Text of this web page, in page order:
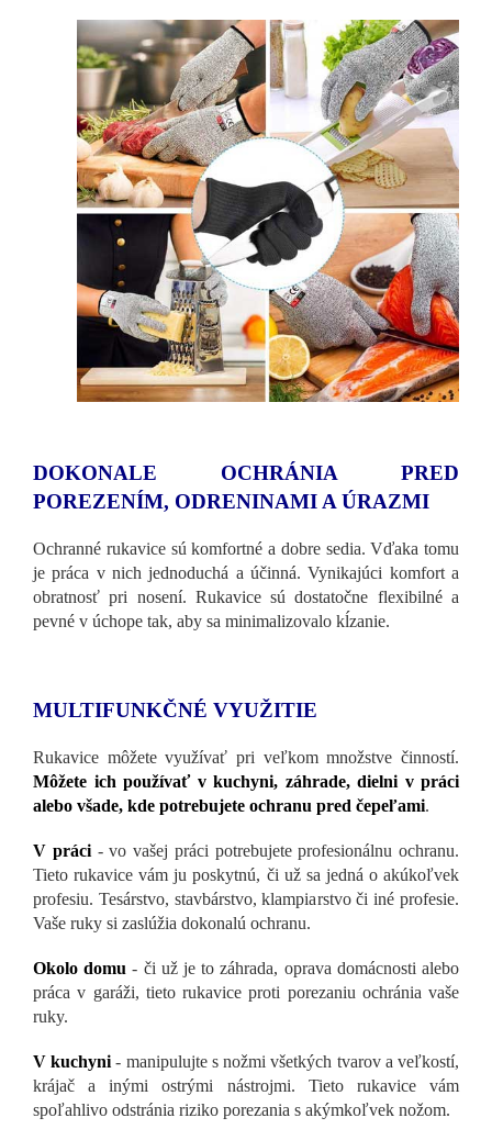
DOKONALE OCHRÁNIA PRED
POREZENÍM, ODRENINAMI A ÚRAZMI
Ochranné rukavice sú komfortné a dobre sedia. Vďaka tomu
je práca v nich jednoduchá a účinná. Vynikajúci komfort a
obratnosť pri nosení. Rukavice sú dostatočne flexibilné a
pevné v úchope tak, aby sa minimalizovalo kĺzanie.
MULTIFUNKČNÉ VYUŽITIE
Rukavice môžete využívať pri veľkom množstve činností.
Môžete ich používať v kuchyni, záhrade, dielni v práci
alebo všade, kde potrebujete ochranu pred čepeľami.
V práci- vo vašej práci potrebujete profesionálnu ochranu.
Tieto rukavice vám ju poskytnú, či už sa jedná o akúkoľvek
profesiu. Tesárstvo, stavbárstvo, klampiarstvo či iné profesie.
Vaše ruky si zaslúžia dokonalú ochranu.
Okolo domu - či už je to záhrada, oprava domácnosti alebo
práca v garáži, tieto rukavice proti porezaniu ochránia vaše
ruky.
V kuchyni - manipulujte s nožmi všetkých tvarov a veľkostí,
krájač a inými ostrými nástrojmi. Tieto rukavice vám
spoľahlivo odstránia riziko porezania s akýmkoľvek nožom.